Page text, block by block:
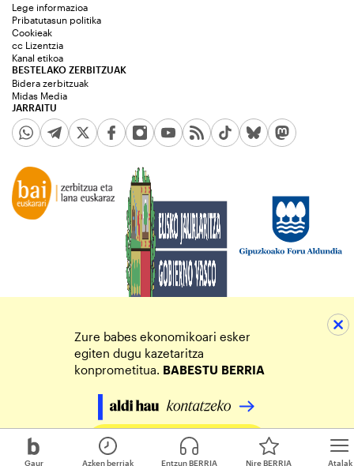
Gaur Atalak
Azken berriak Entzun BERRIA Nire BERRIA
JARRAITU
Lege informazioa
Pribatutasun politika
Cookieak
cc Lizentzia
Kanal etikoa
BESTELAKO ZERBITZUAK
Bidera zerbitzuak
Midas Media
Zure babes ekonomikoari esker
egiten dugu kazetaritza
konprometitua. BABESTU BERRIA
Egin zure ekarpena